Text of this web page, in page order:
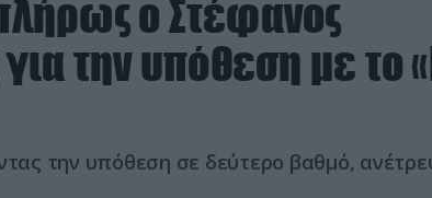
ο Στέφανος
την υπόθεση με το
την υπόθεση σε δεύτερο βαθμό,